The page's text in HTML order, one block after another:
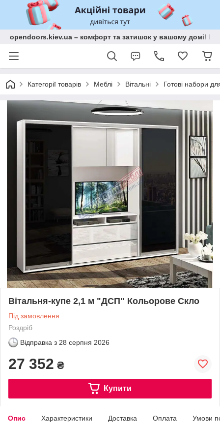
opendoors.kiev.ua – комфорт та затишок у вашому домі!
Категорії товарів Меблі Вітальні Готові набори
Вітальня-купе 2,1 м "ДСП" Кольорове Скло
Під замовлення
Роздріб
Відправка з 28 серпня 2026
27 352 ₴
Купити
Опис Характеристики Доставка Оплата Умови